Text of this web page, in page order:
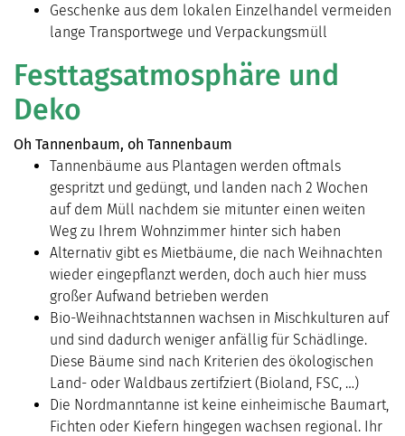
Geschenke aus dem lokalen Einzelhandel vermeiden
lange Transportwege und Verpackungsmüll
Festtagsatmosphäre und
Deko
Oh Tannenbaum, oh Tannenbaum
Tannenbäume aus Plantagen werden oftmals
gespritzt und gedüngt, und landen nach 2 Wochen
auf dem Müll nachdem sie mitunter einen weiten
Weg zu Ihrem Wohnzimmer hinter sich haben
Alternativ gibt es Mietbäume, die nach Weihnachten
wieder eingepflanzt werden, doch auch hier muss
großer Aufwand betrieben werden
Bio-Weihnachtstannen wachsen in Mischkulturen auf
und sind dadurch weniger anfällig für Schädlinge.
Diese Bäume sind nach Kriterien des ökologischen
Land- oder Waldbaus zertifziert (Bioland, FSC, …)
Die Nordmanntanne ist keine einheimische Baumart,
Fichten oder Kiefern hingegen wachsen regional. Ihr